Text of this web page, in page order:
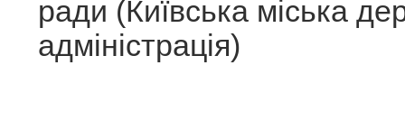
ради (Київська міська
адміністрація)